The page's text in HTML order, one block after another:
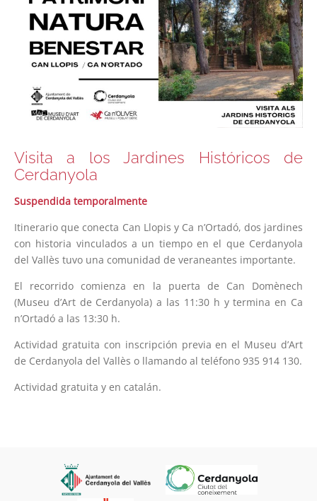
Visita a los Jardines Históricos de
Cerdanyola
Suspendida temporalmente
Itinerario que conecta Can Llopis y Ca n’Ortadó, dos jardines
con historia vinculados a un tiempo en el que Cerdanyola
del Vallès tuvo una comunidad de veraneantes importante.
El recorrido comienza en la puerta de Can Domènech
(Museu d’Art de Cerdanyola) a las 11:30 h y termina en Ca
n’Ortadó a las 13:30 h.
Actividad gratuita con inscripción previa en el Museu d’Art
de Cerdanyola del Vallès o llamando al teléfono 935 914 130.
Actividad gratuita y en catalán.